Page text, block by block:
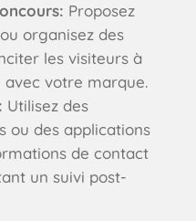
Proposez
organisez des
les visiteurs à
avec votre marque.
Utilisez des
ou des applications
de contact
un suivi post-